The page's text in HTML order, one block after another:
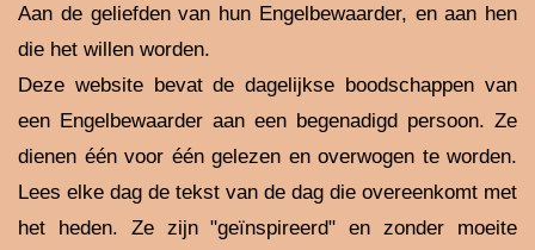
Aan de geliefden van hun Engelbewaarder, en aan hen
die het willen worden.
Deze website bevat de dagelijkse boodschappen van
een Engelbewaarder aan een begenadigd persoon. Ze
dienen één voor één gelezen en overwogen te worden.
Lees elke dag de tekst van de dag die overeenkomt met
het heden. Ze zijn "geïnspireerd" en zonder moeite